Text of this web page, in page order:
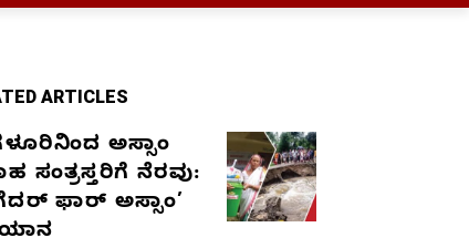
ARTICLES
ಅಸ್ಸಾಂ
ಸಂತ್ರಸ್ತರಿಗೆ ನೆರವು:
ಫಾರ್ ಅಸ್ಸಾಂ’